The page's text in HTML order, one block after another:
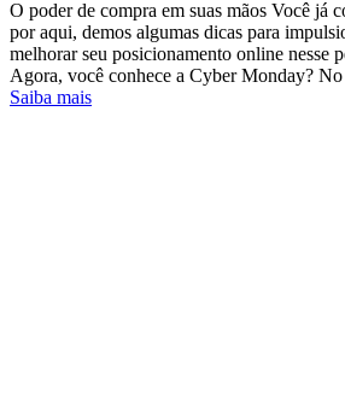
O poder de compra em suas mãos Você já
por aqui, demos algumas dicas para
melhorar seu posicionamento online nesse
Agora, você conhece a Cyber Monday?
Saiba mais